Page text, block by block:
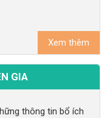
Xem thêm
GIA
thông tin bổ ích